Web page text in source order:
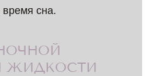
время сна.
ЖИДКОСТИ